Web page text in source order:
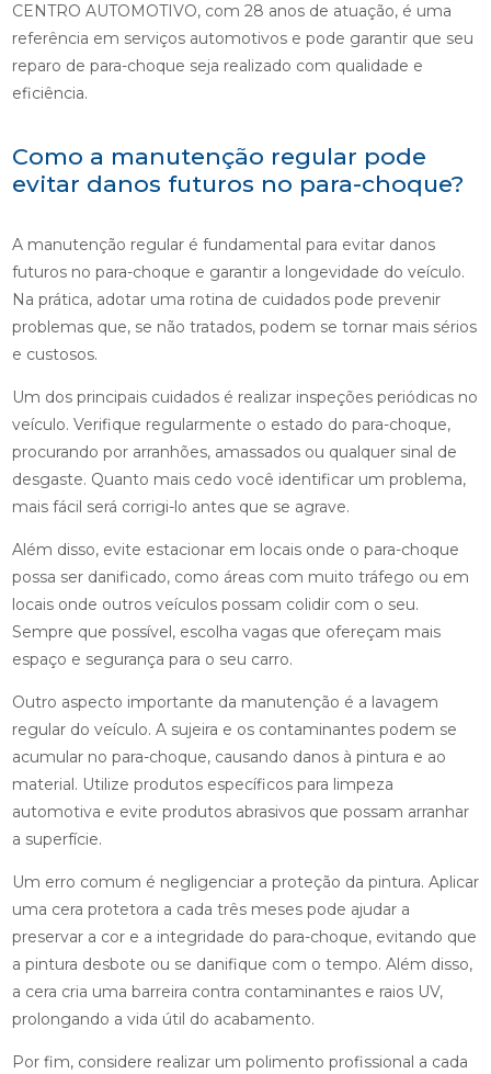
CENTRO AUTOMOTIVO, com 28 anos de atuação, é uma
referência em serviços automotivos e pode garantir que seu
reparo de para-choque seja realizado com qualidade e
eficiência.
Como a manutenção regular pode
evitar danos futuros no para-choque?
A manutenção regular é fundamental para evitar danos
futuros no para-choque e garantir a longevidade do veículo.
Na prática, adotar uma rotina de cuidados pode prevenir
problemas que, se não tratados, podem se tornar mais sérios
e custosos.
Um dos principais cuidados é realizar inspeções periódicas no
veículo. Verifique regularmente o estado do para-choque,
procurando por arranhões, amassados ou qualquer sinal de
desgaste. Quanto mais cedo você identificar um problema,
mais fácil será corrigi-lo antes que se agrave.
Além disso, evite estacionar em locais onde o para-choque
possa ser danificado, como áreas com muito tráfego ou em
locais onde outros veículos possam colidir com o seu.
Sempre que possível, escolha vagas que ofereçam mais
espaço e segurança para o seu carro.
Outro aspecto importante da manutenção é a lavagem
regular do veículo. A sujeira e os contaminantes podem se
acumular no para-choque, causando danos à pintura e ao
material. Utilize produtos específicos para limpeza
automotiva e evite produtos abrasivos que possam arranhar
a superfície.
Um erro comum é negligenciar a proteção da pintura. Aplicar
uma cera protetora a cada três meses pode ajudar a
preservar a cor e a integridade do para-choque, evitando que
a pintura desbote ou se danifique com o tempo. Além disso,
a cera cria uma barreira contra contaminantes e raios UV,
prolongando a vida útil do acabamento.
Por fim, considere realizar um polimento profissional a cada